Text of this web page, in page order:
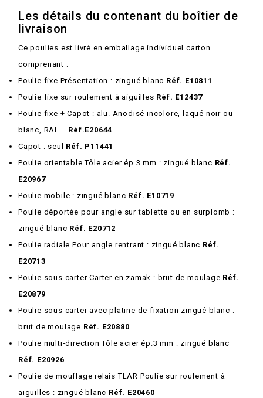
Les détails du contenant du boîtier de
livraison
Ce poulies est livré en emballage individuel carton
comprenant :
Poulie fixe Présentation : zingué blanc Réf. E10811
Poulie fixe sur roulement à aiguilles Réf. E12437
Poulie fixe + Capot : alu. Anodisé incolore, laqué noir ou
blanc, RAL... Réf.E20644
Capot : seul Réf. P11441
Poulie orientable Tôle acier ép.3 mm : zingué blanc Réf.
E20967
Poulie mobile : zingué blanc Réf. E10719
Poulie déportée pour angle sur tablette ou en surplomb :
zingué blanc Réf. E20712
Poulie radiale Pour angle rentrant : zingué blanc Réf.
E20713
Poulie sous carter Carter en zamak : brut de moulage Réf.
E20879
Poulie sous carter avec platine de fixation zingué blanc :
brut de moulage Réf. E20880
Poulie multi-direction Tôle acier ép.3 mm : zingué blanc
Réf. E20926
Poulie de mouflage relais TLAR Poulie sur roulement à
aiguilles : zingué blanc Réf. E20460